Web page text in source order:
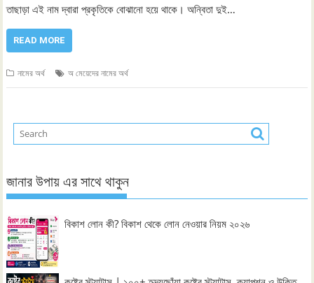
তাছাড়া এই নাম দ্বারা প্রকৃতিকে বোঝানো হয়ে থাকে। অন্বিতা দুই…
READ MORE
নামের অর্থ অ মেয়েদের নামের অর্থ
জানার উপায় এর সাথে থাকুন
বিকাশ লোন কী? বিকাশ থেকে লোন নেওয়ার নিয়ম ২০২৬